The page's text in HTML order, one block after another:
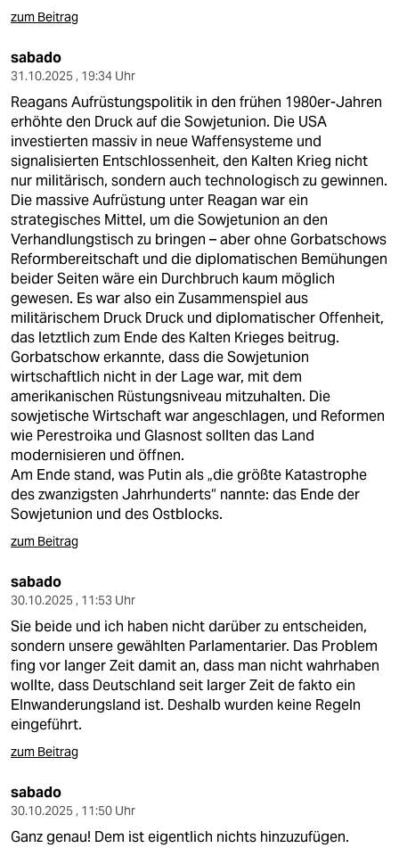
zum Beitrag
sabado
31.10.2025 , 19:34 Uhr
Reagans Aufrüstungspolitik in den frühen 1980er-Jahren
erhöhte den Druck auf die Sowjetunion. Die USA
investierten massiv in neue Waffensysteme und
signalisierten Entschlossenheit, den Kalten Krieg nicht
nur militärisch, sondern auch technologisch zu gewinnen.
Die massive Aufrüstung unter Reagan war ein
strategisches Mittel, um die Sowjetunion an den
Verhandlungstisch zu bringen – aber ohne Gorbatschows
Reformbereitschaft und die diplomatischen Bemühungen
beider Seiten wäre ein Durchbruch kaum möglich
gewesen. Es war also ein Zusammenspiel aus
militärischem Druck Druck und diplomatischer Offenheit,
das letztlich zum Ende des Kalten Krieges beitrug.
Gorbatschow erkannte, dass die Sowjetunion
wirtschaftlich nicht in der Lage war, mit dem
amerikanischen Rüstungsniveau mitzuhalten. Die
sowjetische Wirtschaft war angeschlagen, und Reformen
wie Perestroika und Glasnost sollten das Land
modernisieren und öffnen.
Am Ende stand, was Putin als „die größte Katastrophe
des zwanzigsten Jahrhunderts“ nannte: das Ende der
Sowjetunion und des Ostblocks.
zum Beitrag
sabado
30.10.2025 , 11:53 Uhr
Sie beide und ich haben nicht darüber zu entscheiden,
sondern unsere gewählten Parlamentarier. Das Problem
fing vor langer Zeit damit an, dass man nicht wahrhaben
wollte, dass Deutschland seit larger Zeit de fakto ein
EInwanderungsland ist. Deshalb wurden keine Regeln
eingeführt.
zum Beitrag
sabado
30.10.2025 , 11:50 Uhr
Ganz genau! Dem ist eigentlich nichts hinzuzufügen.